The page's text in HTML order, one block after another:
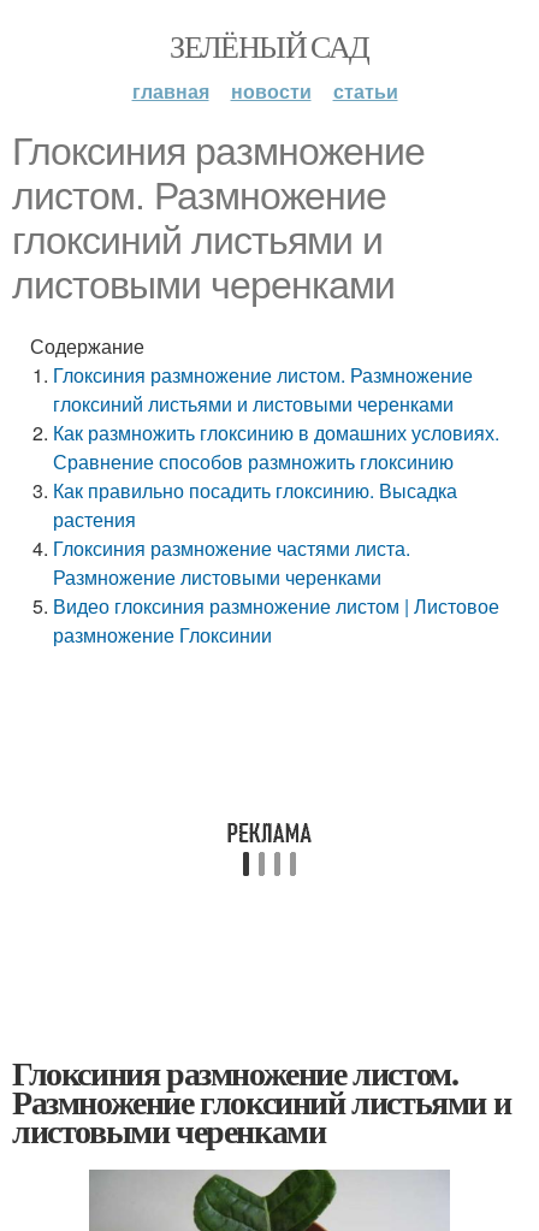
ЗЕЛЁНЫЙ САД
главная новости статьи
Глоксиния размножение
листом. Размножение
глоксиний листьями и
листовыми черенками
Содержание
Глоксиния размножение листом. Размножение
глоксиний листьями и листовыми черенками
Как размножить глоксинию в домашних условиях.
Сравнение способов размножить глоксинию
Как правильно посадить глоксинию. Высадка
растения
Глоксиния размножение частями листа.
Размножение листовыми черенками
Видео глоксиния размножение листом | Листовое
размножение Глоксинии
Глоксиния размножение листом.
Размножение глоксиний листьями и
листовыми черенками